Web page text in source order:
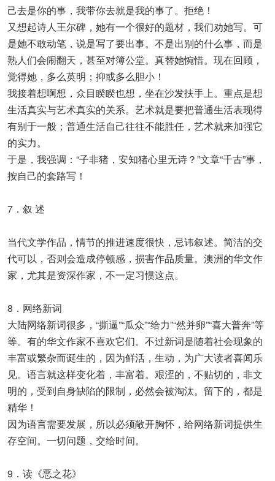
己去是你的事，我带你去就是我的事了。拒绝！
又想起诗人王尔碑，她有一个很好的题材，我们劝她写。可
是她不敢动笔，说是写了要出事。不是出别的什么事，而是
熟人们会闹翻天，甚至对簿公堂。真替她惋惜。现在回顾，
觉得她，多么英明；抑或多么胆小！
我接着想啊想，众目睽睽也想，坐在沙发扶手上。重点是想
生活真实与艺术真实的关系。艺术就是要把普通生活表现得
有别于一般；普通生活自己往往不能胜任，艺术就来加强它
的实力。
于是，我强调：“子非猪，安知猪心里无诗？”文章“千古”事，
按自己的套路写！
7．叙 述
当代文学作品，情节的推进速度很快，忌讳叙述。简洁的交
代可以，否则会造成停顿感，损害作品质量。澳洲的华文作
家，尤其是资深作家，不一定习惯这点。
8．网络新词
大陆网络新词很多，“撕逼”“瓜众”“给力”“然并卵”“喜大普奔”等
等。有的华文作家不喜欢它们。不过新词是随着社会现象的
丰富或繁杂而诞生的，因为鲜活，生动，为广大读者喜闻乐
见。语言就这样变化着，丰富着。艰涩的，不贴切的，非文
明的，受到自身缺陷的限制，必然会被淘汰。留下的，都是
精华！
因为语言需要发展，所以必须敞开胸怀，给网络新词提供生
存空间。一切问题，交给时间。
9．读《恶之花》